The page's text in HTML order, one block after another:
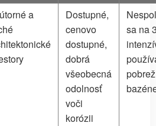
a
Dostupné,
cenovo
dostupné,
dobrá
všeobecná
odolnosť
voči
korózii
sa na